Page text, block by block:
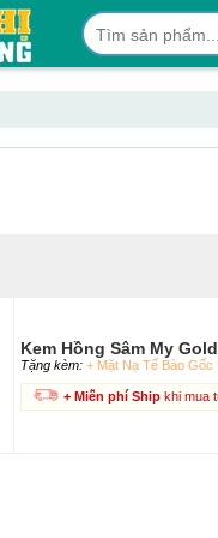
Kem Hồng Sâm My
Tặng kèm: + Mặt Nạ Tế Bào Gốc
+ Miễn phí Ship khi mua